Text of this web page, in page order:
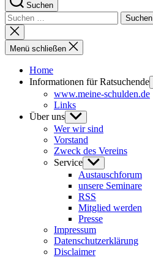
Suchen
Suchen
nach:
Suche
schließen
Menü schließen
Home
Informationen für Ratsuchende
www.meine-schulden.de
Links
Über uns Untermenü
anzeigen
Wer wir sind
Vorstand
Zweck des Vereins
Service Untermenü
anzeigen
Austauschforum
unsere Seminare
RSS
Mitglied werden
Presse
Impressum
Datenschutzerklärung
Disclaimer